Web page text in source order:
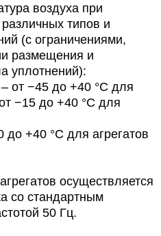
воздуха при
различных типов и
(с ограничениями,
размещения и
уплотнений):
от −45 до +40 °С для
−15 до +40 °С для
до +40 °С для агрегатов
осуществляется
со стандартным
50 Гц.